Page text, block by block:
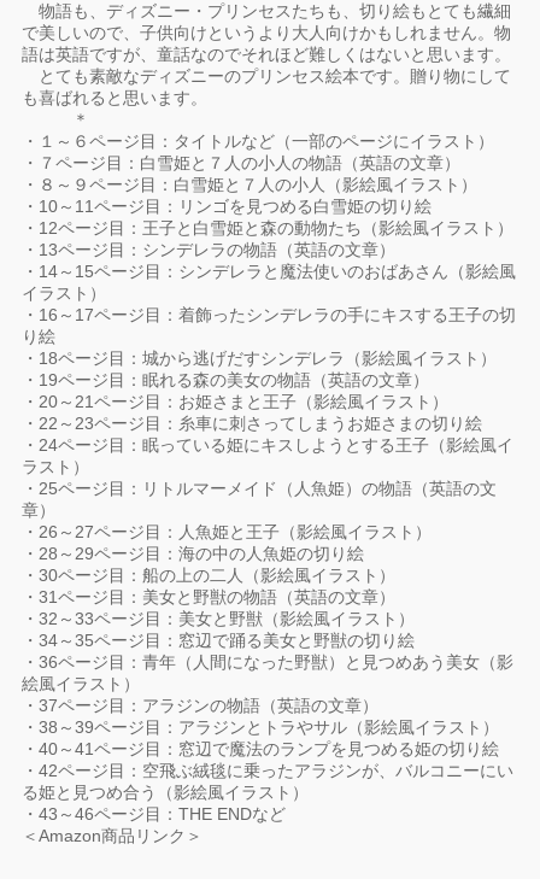
物語も、ディズニー・プリンセスたちも、切り絵もとても繊細
で美しいので、子供向けというより大人向けかもしれません。物
語は英語ですが、童話なのでそれほど難しくはないと思います。
とても素敵なディズニーのプリンセス絵本です。贈り物にして
も喜ばれると思います。
＊
・１～６ページ目：タイトルなど（一部のページにイラスト）
・７ページ目：白雪姫と７人の小人の物語（英語の文章）
・８～９ページ目：白雪姫と７人の小人（影絵風イラスト）
・10～11ページ目：リンゴを見つめる白雪姫の切り絵
・12ページ目：王子と白雪姫と森の動物たち（影絵風イラスト）
・13ページ目：シンデレラの物語（英語の文章）
・14～15ページ目：シンデレラと魔法使いのおばあさん（影絵風
イラスト）
・16～17ページ目：着飾ったシンデレラの手にキスする王子の切
り絵
・18ページ目：城から逃げだすシンデレラ（影絵風イラスト）
・19ページ目：眠れる森の美女の物語（英語の文章）
・20～21ページ目：お姫さまと王子（影絵風イラスト）
・22～23ページ目：糸車に刺さってしまうお姫さまの切り絵
・24ページ目：眠っている姫にキスしようとする王子（影絵風イ
ラスト）
・25ページ目：リトルマーメイド（人魚姫）の物語（英語の文
章）
・26～27ページ目：人魚姫と王子（影絵風イラスト）
・28～29ページ目：海の中の人魚姫の切り絵
・30ページ目：船の上の二人（影絵風イラスト）
・31ページ目：美女と野獣の物語（英語の文章）
・32～33ページ目：美女と野獣（影絵風イラスト）
・34～35ページ目：窓辺で踊る美女と野獣の切り絵
・36ページ目：青年（人間になった野獣）と見つめあう美女（影
絵風イラスト）
・37ページ目：アラジンの物語（英語の文章）
・38～39ページ目：アラジンとトラやサル（影絵風イラスト）
・40～41ページ目：窓辺で魔法のランプを見つめる姫の切り絵
・42ページ目：空飛ぶ絨毯に乗ったアラジンが、バルコニーにい
る姫と見つめ合う（影絵風イラスト）
・43～46ページ目：THE ENDなど
＜Amazon商品リンク＞